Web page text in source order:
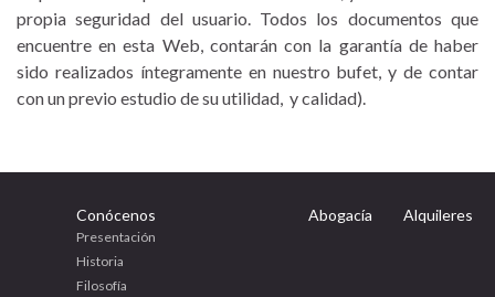
propia seguridad del usuario. Todos los documentos que
encuentre en esta Web, contarán con la garantía de haber
sido realizados íntegramente en nuestro bufet, y de contar
con un previo estudio de su utilidad, y calidad).
Conócenos
Presentación
Historia
Filosofía
Abogacía Alquileres